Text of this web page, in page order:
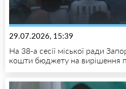
29.07.2026, 15:39
На 38-а сесії міської ради
кошти бюджету на вирішення